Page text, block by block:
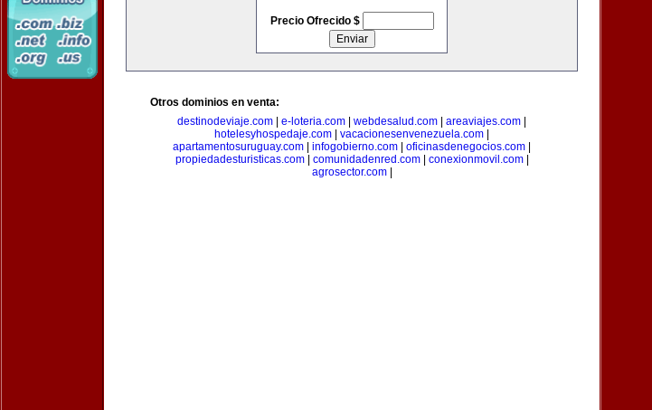
Precio Ofrecido $
Otros dominios en venta:
destinodeviaje.com
e-loteria.com webdesalud.com areaviajes.com
hotelesyhospedaje.com
vacacionesenvenezuela.com
apartamentosuruguay.com
infogobierno.com oficinasdenegocios.com
propiedadesturisticas.com| comunidadenred.com| conexionmovil.com|
agrosector.com|